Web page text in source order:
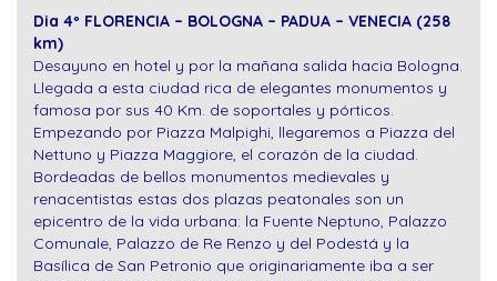
Dia 4º FLORENCIA – BOLOGNA – PADUA – VENECIA (258
km)
Desayuno en hotel y por la mañana salida hacia Bologna.
Llegada a esta ciudad rica de elegantes monumentos y
famosa por sus 40 Km. de soportales y pórticos.
Empezando por Piazza Malpighi, llegaremos a Piazza del
Nettuno y Piazza Maggiore, el corazón de la ciudad.
Bordeadas de bellos monumentos medievales y
renacentistas estas dos plazas peatonales son un
epicentro de la vida urbana: la Fuente Neptuno, Palazzo
Comunale, Palazzo de Re Renzo y del Podestá y la
Basílica de San Petronio que originariamente iba a ser